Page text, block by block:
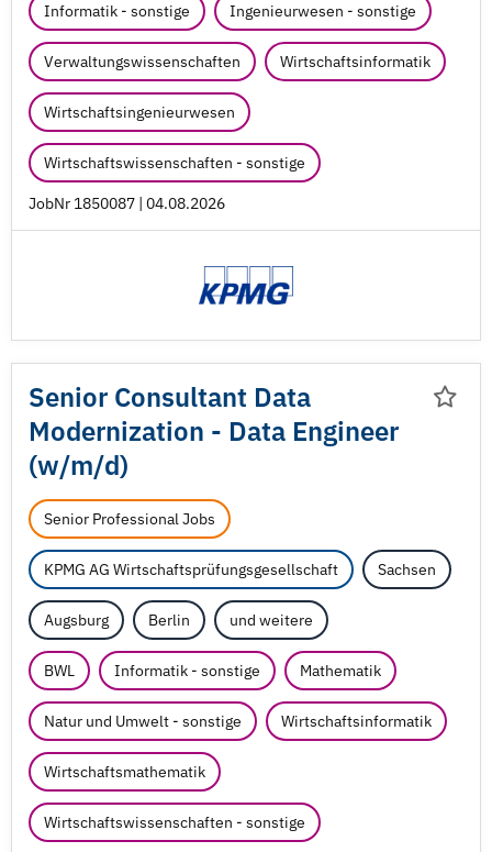
Informatik - sonstige Ingenieurwesen - sonstige
Verwaltungswissenschaften Wirtschaftsinformatik
Wirtschaftsingenieurwesen
Wirtschaftswissenschaften - sonstige
JobNr 1850087 | 04.08.2026
Senior Consultant Data
Modernization - Data Engineer
(w/m/d)
Senior Professional Jobs
KPMG AG Wirtschaftsprüfungsgesellschaft Sachsen
Augsburg Berlin und weitere
BWL Informatik - sonstige Mathematik
Natur und Umwelt - sonstige Wirtschaftsinformatik
Wirtschaftsmathematik
Wirtschaftswissenschaften - sonstige